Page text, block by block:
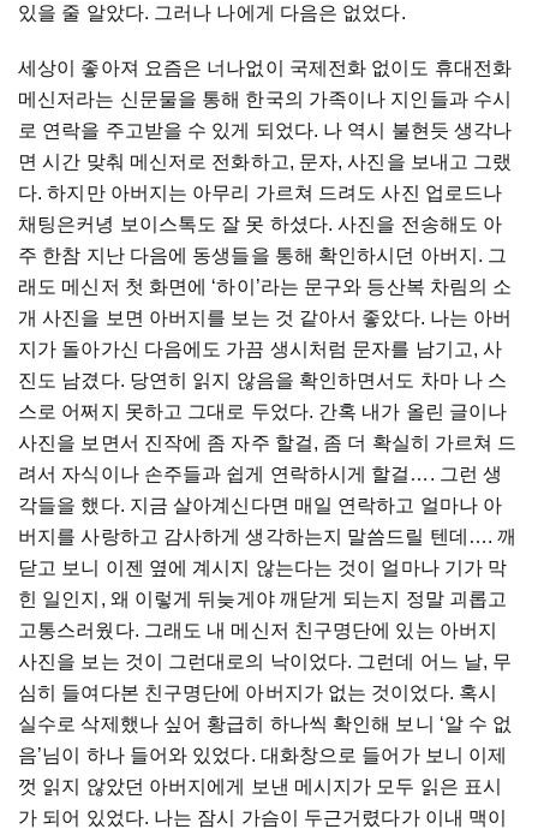
있을 줄 알았다. 그러나 나에게 다음은 없었다.
세상이 좋아져 요즘은 너나없이 국제전화 없이도 휴대전화
메신저라는 신문물을 통해 한국의 가족이나 지인들과 수시
로 연락을 주고받을 수 있게 되었다. 나 역시 불현듯 생각나
면 시간 맞춰 메신저로 전화하고, 문자, 사진을 보내고 그랬
다. 하지만 아버지는 아무리 가르쳐 드려도 사진 업로드나
채팅은커녕 보이스톡도 잘 못 하셨다. 사진을 전송해도 아
주 한참 지난 다음에 동생들을 통해 확인하시던 아버지. 그
래도 메신저 첫 화면에 ‘하이’라는 문구와 등산복 차림의 소
개 사진을 보면 아버지를 보는 것 같아서 좋았다. 나는 아버
지가 돌아가신 다음에도 가끔 생시처럼 문자를 남기고, 사
진도 남겼다. 당연히 읽지 않음을 확인하면서도 차마 나 스
스로 어쩌지 못하고 그대로 두었다. 간혹 내가 올린 글이나
사진을 보면서 진작에 좀 자주 할걸, 좀 더 확실히 가르쳐 드
려서 자식이나 손주들과 쉽게 연락하시게 할걸…. 그런 생
각들을 했다. 지금 살아계신다면 매일 연락하고 얼마나 아
버지를 사랑하고 감사하게 생각하는지 말씀드릴 텐데…. 깨
닫고 보니 이젠 옆에 계시지 않는다는 것이 얼마나 기가 막
힌 일인지, 왜 이렇게 뒤늦게야 깨닫게 되는지 정말 괴롭고
고통스러웠다. 그래도 내 메신저 친구명단에 있는 아버지
사진을 보는 것이 그런대로의 낙이었다. 그런데 어느 날, 무
심히 들여다본 친구명단에 아버지가 없는 것이었다. 혹시
실수로 삭제했나 싶어 황급히 하나씩 확인해 보니 ‘알 수 없
음’님이 하나 들어와 있었다. 대화창으로 들어가 보니 이제
껏 읽지 않았던 아버지에게 보낸 메시지가 모두 읽은 표시
가 되어 있었다. 나는 잠시 가슴이 두근거렸다가 이내 맥이